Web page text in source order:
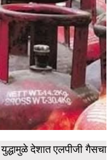
देशात एलपीजी गैसचा